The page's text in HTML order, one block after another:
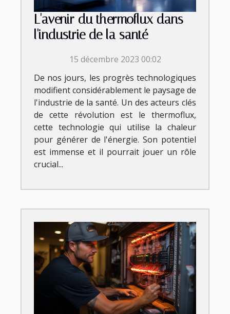
L'avenir du thermoflux dans
l'industrie de la santé
15 décembre 2023 00:02
De nos jours, les progrès technologiques
modifient considérablement le paysage de
l'industrie de la santé. Un des acteurs clés
de cette révolution est le thermoflux,
cette technologie qui utilise la chaleur
pour générer de l'énergie. Son potentiel
est immense et il pourrait jouer un rôle
crucial...